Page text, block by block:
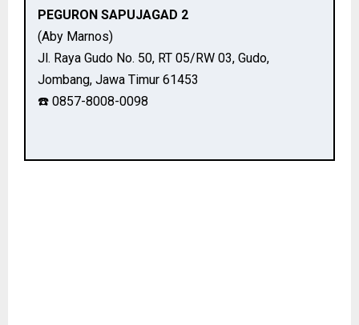
PEGURON SAPUJAGAD 2
(Aby Marnos)
Jl. Raya Gudo No. 50, RT 05/RW 03, Gudo,
Jombang, Jawa Timur 61453
☎️ 0857-8008-0098